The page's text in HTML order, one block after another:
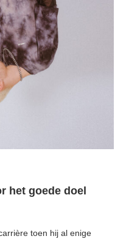
het goede doel
toen hij al enige